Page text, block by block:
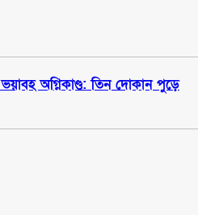
অগ্নিকাণ্ড: তিন দোকান পুড়ে